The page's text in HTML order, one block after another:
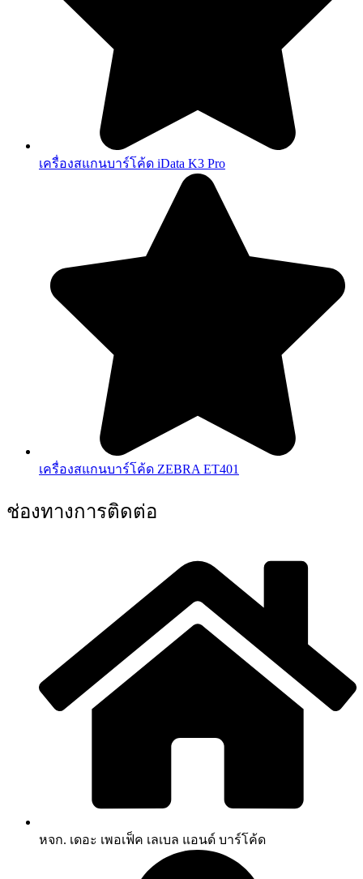
เครื่องสแกนบาร์โค้ด iData K3 Pro
เครื่องสแกนบาร์โค้ด ZEBRA ET401
ช่องทางการติดต่อ
หจก. เดอะ เพอเฟ็ค เลเบล แอนด์ บาร์โค้ด